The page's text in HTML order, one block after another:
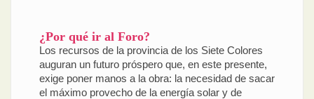
¿Por qué ir al Foro?
Los recursos de la provincia de los Siete Colores
auguran un futuro próspero que, en este presente,
exige poner manos a la obra: la necesidad de sacar
el máximo provecho de la energía solar y de